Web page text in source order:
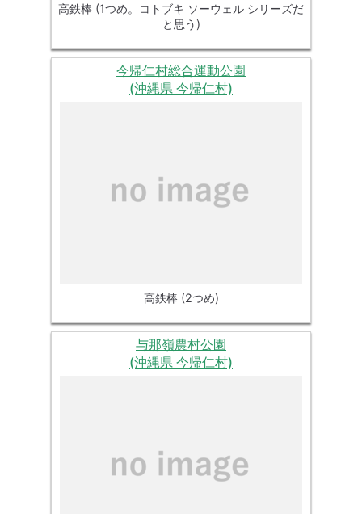
高鉄棒 (1つめ。コトブキ ソーウェル シリーズだ
と思う)
今帰仁村総合運動公園
(沖縄県 今帰仁村)
高鉄棒 (2つめ)
与那嶺農村公園
(沖縄県 今帰仁村)